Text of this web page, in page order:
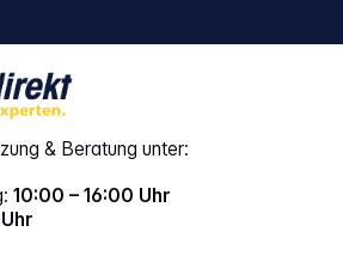
& Beratung unter:
10:00 – 16:00 Uhr